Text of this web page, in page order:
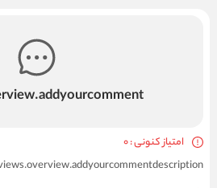
امتیاز کنونی : 0